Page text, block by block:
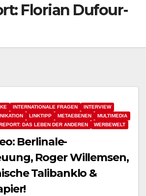
Florian Dufour-
INTERNATIONALE FRAGEN
INTERVIEW
LINKTIPP METAEBENEN
MULTIMEDIA
REPORT: DAS LEBEN DER ANDEREN WERBEWELT
Berlinale-
Roger Willemsen,
Talibanklo &